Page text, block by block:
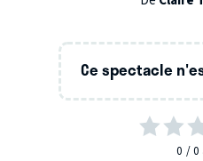
Ce spectacle
0 0